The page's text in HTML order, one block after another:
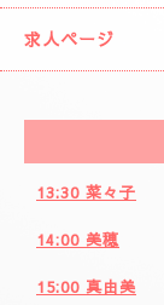
求人ページ
13:30 菜々子
14:00 美穂
15:00 真由美